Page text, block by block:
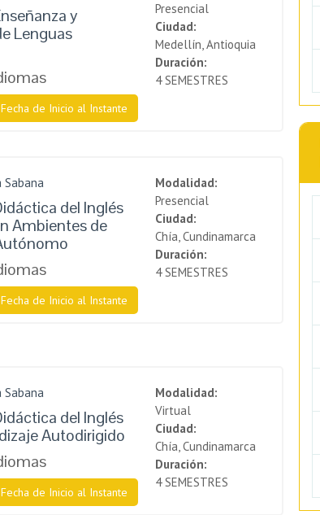
y
Lenguas
de Inicio al Instante
Presencial
Ciudad:
Medellín, Antioquia
Duración:
4 SEMESTRES
Sabana
del Inglés
Ambientes de
de Inicio al Instante
Modalidad:
Presencial
Ciudad:
Chía, Cundinamarca
Duración:
4 SEMESTRES
Sabana
del Inglés
Autodirigido
de Inicio al Instante
Modalidad:
Virtual
Ciudad:
Chía, Cundinamarca
Duración:
4 SEMESTRES